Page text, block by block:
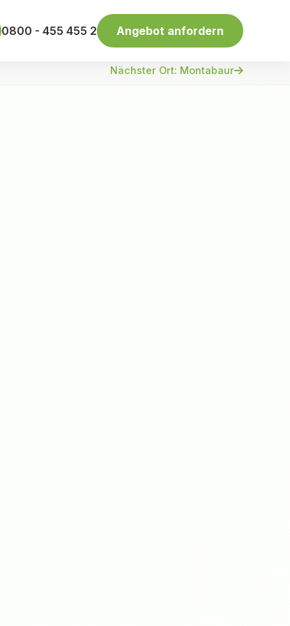
0800 - 455 455 2 Angebot anfordern
Nächster Ort: Montabaur